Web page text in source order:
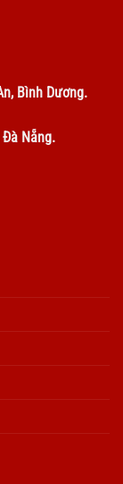
Bình Dương.
Đà Nẵng.